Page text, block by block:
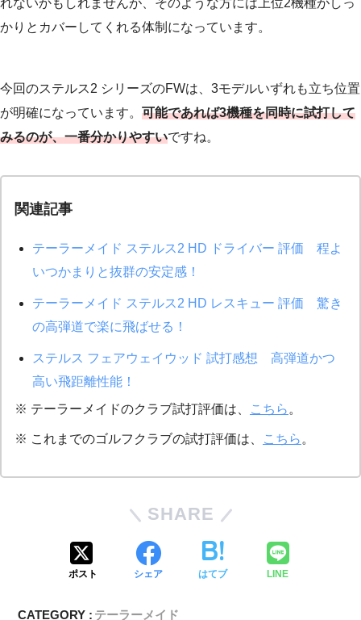
れないかもしれませんが、そのような方には上位2機種がしっ
かりとカバーしてくれる体制になっています。
今回のステルス2 シリーズのFWは、3モデルいずれも立ち位置
が明確になっています。 可能であれば3機種を同時に試打して
みるのが、一番分かりやすいですね。
関連記事
テーラーメイド ステルス2 HD ドライバー 評価 程よ
いつかまりと抜群の安定感！
テーラーメイド ステルス2 HD レスキュー 評価 驚き
の高弾道で楽に飛ばせる！
ステルス フェアウェイウッド 試打感想 高弾道かつ
高い飛距離性能！
※ テーラーメイドのクラブ試打評価は、
こちら 。
※ これまでのゴルフクラブの試打評価は、 こちら 。
SHARE
ポスト シェア はてブ LINE
CATEGORY : テーラーメイド